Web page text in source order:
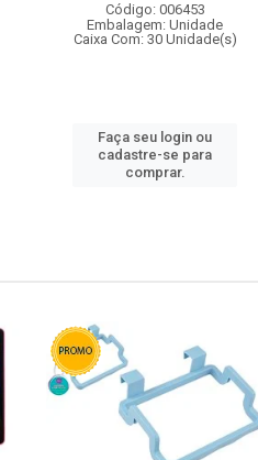
Código: 006453
Embalagem: Unidade
Caixa Com: 30 Unidade(s)
Faça seu login ou
cadastre-se para
comprar.